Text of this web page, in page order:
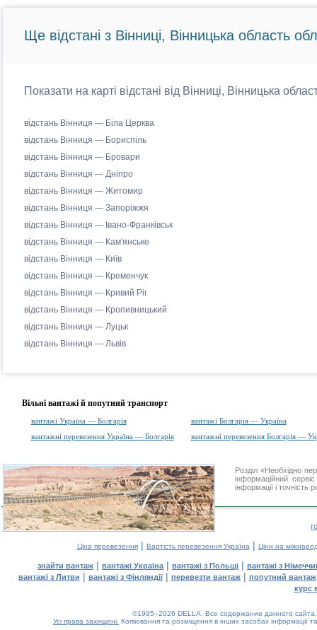
Ще відстані з Вінниці, Вінницька область
Показати на карті відстані від Вінниці, Вінницька
відстань Вінниця — Біла Церква
відстань Вінниця — Бориспіль
відстань Вінниця — Бровари
відстань Вінниця — Дніпро
відстань Вінниця — Житомир
відстань Вінниця — Запоріжжя
відстань Вінниця — Івано-Франківськ
відстань Вінниця — Кам'янське
відстань Вінниця — Київ
відстань Вінниця — Кременчук
відстань Вінниця — Кривий Ріг
відстань Вінниця — Кропивницький
відстань Вінниця — Луцьк
відстань Вінниця — Львів
Вільні вантажі й попутний транспорт
вантажі Україна — Болгарія
вантажі Болгарія — Україна
вантажні перевезення Україна — Болгарія
вантажні перевезення Болгарія —
Розділ «Необхідно
інформаційний
інформації і
Ціна перевезення| Вартість перевезення Україна | Ціни на
знайти вантаж | вантажі Україна | вантажі з Польщі | вантажі з
вантажі з Литви | вантажі з Фінляндії| перевезти вантаж| попутний вантаж
курс
©1995–2026 DELLA. Все содержание данного
Усі права захищені. Копіювання та розміщення в інших засобах інформації